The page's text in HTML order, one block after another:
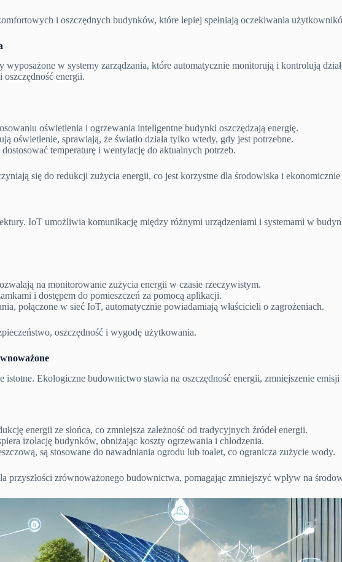
i oszczędnych budynków, które lepiej spełniają oczekiwania
w systemy zarządzania, które automatycznie monitorują i kontrolują
energii.
oświetlenia i ogrzewania inteligentne budynki oszczędzają energię.
oświetlenie, sprawiają, że światło działa tylko wtedy, gdy jest potrzebne.
temperaturę i wentylację do aktualnych potrzeb.
się do redukcji zużycia energii, co jest korzystne dla środowiska i ekonomicznie
IoT umożliwia komunikację między różnymi urządzeniami i systemami w
na monitorowanie zużycia energii w czasie rzeczywistym.
i dostępem do pomieszczeń za pomocą aplikacji.
połączone w sieć IoT, automatycznie powiadamiają właścicieli o zagrożeniach.
oszczędność i wygodę użytkowania.
Ekologiczne budownictwo stawia na oszczędność energii, zmniejszenie
energii ze słońca, co zmniejsza zależność od tradycyjnych źródeł energii.
izolację budynków, obniżając koszty ogrzewania i chłodzenia.
są stosowane do nawadniania ogrodu lub toalet, co ogranicza zużycie wody.
zrównoważonego budownictwa, pomagając zmniejszyć wpływ na